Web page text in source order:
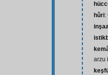
hûri:
arzu